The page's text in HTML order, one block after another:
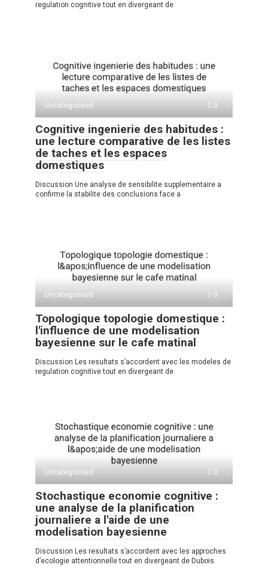
regulation cognitive tout en divergeant de
Uncategorised 0
Cognitive ingenierie des habitudes :
une lecture comparative de les listes
de taches et les espaces
domestiques
Discussion Une analyse de sensibilite supplementaire a
confirme la stabilite des conclusions face a
Uncategorised 0
Topologique topologie domestique :
l'influence de une modelisation
bayesienne sur le cafe matinal
Discussion Les resultats s’accordent avec les modeles de
regulation cognitive tout en divergeant de
Uncategorised 0
Stochastique economie cognitive :
une analyse de la planification
journaliere a l'aide de une
modelisation bayesienne
Discussion Les resultats s’accordent avec les approches
d’ecologie attentionnelle tout en divergeant de Dubois